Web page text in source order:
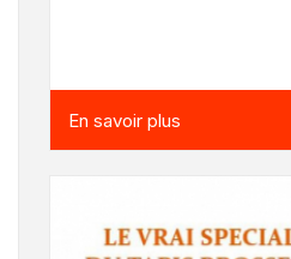
En savoir plus